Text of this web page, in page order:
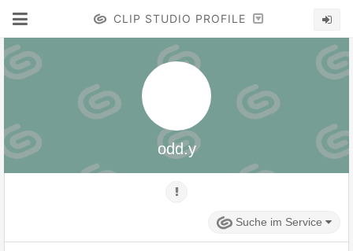
CLIP STUDIO PROFILE
odd.y
Suche im Service